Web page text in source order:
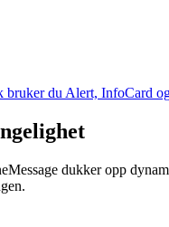
bruker du Alert, InfoCard
dukker opp